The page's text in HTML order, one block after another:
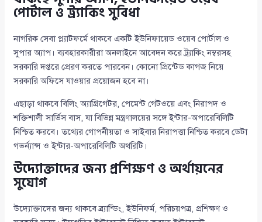
পোর্টাল ও ট্র্যাকিং সুবিধা
নাগরিক সেবা প্ল্যাটফর্মে থাকবে একটি ইউনিফায়েড ওয়েব পোর্টাল ও
সুপার অ্যাপ। ব্যবহারকারীরা অনলাইনে আবেদন করে ট্র্যাকিং নম্বরসহ
সরকারি দপ্তরে প্রেরণ করতে পারবেন। কোনো প্রিন্টেড কাগজ নিয়ে
সরকারি অফিসে যাওয়ার প্রয়োজন হবে না।
এছাড়া থাকবে বিলিং অ্যাগ্রিগেটর, পেমেন্ট গেটওয়ে এবং নিরাপদ ও
শক্তিশালী সার্ভিস বাস, যা বিভিন্ন মন্ত্রণালয়ের সঙ্গে ইন্টার-অপারেবিলিটি
নিশ্চিত করবে। তথ্যের গোপনীয়তা ও সাইবার নিরাপত্তা নিশ্চিত করবে ডেটা
গভর্ন্যান্স ও ইন্টার-অপারেবিলিটি অথরিটি।
উদ্যোক্তাদের জন্য প্রশিক্ষণ ও অর্থায়নের
সুযোগ
উদ্যোক্তাদের জন্য থাকবে ব্র্যান্ডিং, ইউনিফর্ম, পরিচয়পত্র, প্রশিক্ষণ ও